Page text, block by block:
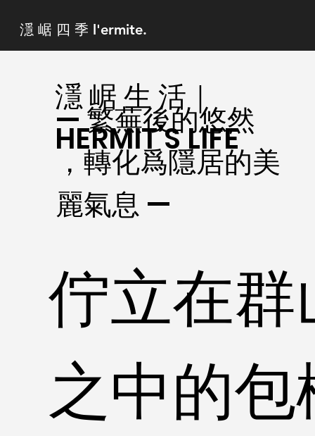
濦 崌 四 季 l'ermite.
濦 崌 生 活｜
HERMIT’S LIFE
佇立在群
之中的包
— 繁蕪後的悠然
，轉化爲隱居的美
麗氣息 —